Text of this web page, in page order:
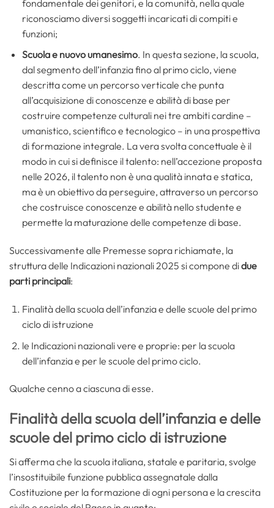
fondamentale dei genitori, e la comunità, nella quale
riconosciamo diversi soggetti incaricati di compiti e
funzioni;
Scuola e nuovo umanesimo. In questa sezione, la scuola,
dal segmento dell’infanzia fino al primo ciclo, viene
descritta come un percorso verticale che punta
all’acquisizione di conoscenze e abilità di base per
costruire competenze culturali nei tre ambiti cardine –
umanistico, scientifico e tecnologico – in una prospettiva
di formazione integrale. La vera svolta concettuale è il
modo in cui si definisce il talento: nell’accezione proposta
nelle 2026, il talento non è una qualità innata e statica,
ma è un obiettivo da perseguire, attraverso un percorso
che costruisce conoscenze e abilità nello studente e
permette la maturazione delle competenze di base.
Successivamente alle Premesse sopra richiamate, la
struttura delle Indicazioni nazionali 2025 si compone didue
parti principali:
Finalità della scuola dell’infanzia e delle scuole del primo
ciclo di istruzione
le Indicazioni nazionali vere e proprie: per la scuola
dell’infanzia e per le scuole del primo ciclo.
Qualche cenno a ciascuna di esse.
Finalità della scuola dell’infanzia e delle
scuole del primo ciclo di istruzione
Si afferma che la scuola italiana, statale e paritaria, svolge
l’insostituibile funzione pubblica assegnatale dalla
Costituzione per la formazione di ogni persona e la crescita